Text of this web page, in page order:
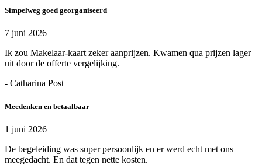
Simpelweg goed georganiseerd
7 juni 2026
Ik zou Makelaar-kaart zeker aanprijzen. Kwamen qua prijzen lager
uit door de offerte vergelijking.
- Catharina Post
Meedenken en betaalbaar
1 juni 2026
De begeleiding was super persoonlijk en er werd echt met ons
meegedacht. En dat tegen nette kosten.